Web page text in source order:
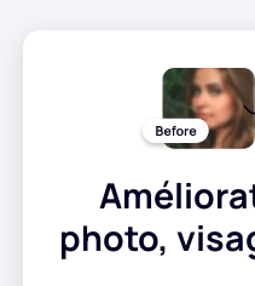
Amélioration de la photo
Créateur de photos
photo,